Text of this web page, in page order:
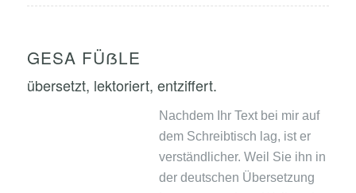
GESA FÜẞLE
übersetzt, lektoriert, entziffert.
Nachdem Ihr Text bei mir auf
dem Schreibtisch lag, ist er
verständlicher. Weil Sie ihn in
der deutschen Übersetzung